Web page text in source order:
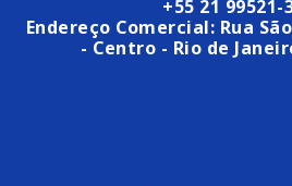
+55 21 99521-
Endereço Comercial: Rua
- Centro - Rio de